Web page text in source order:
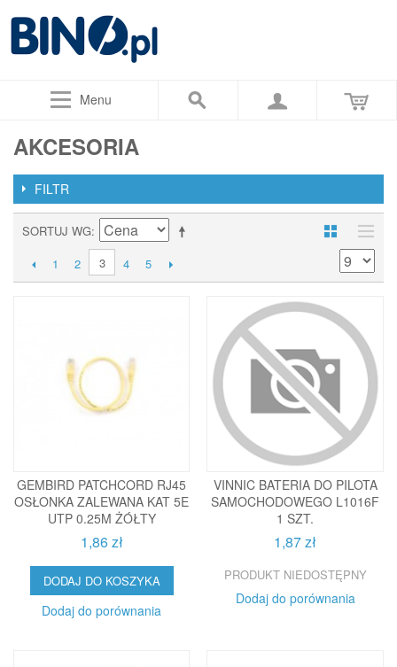
Menu
AKCESORIA
FILTR
SORTUJ WG
1
2 3 4 5
GEMBIRD PATCHCORD RJ45
OSŁONKA ZALEWANA KAT 5E
UTP 0.25M ŻÓŁTY
1,86 zł
DODAJ DO KOSZYKA
Dodaj do porównania
VINNIC BATERIA DO PILOTA
SAMOCHODOWEGO L1016F
1 SZT.
1,87 zł
PRODUKT NIEDOSTĘPNY
Dodaj do porównania